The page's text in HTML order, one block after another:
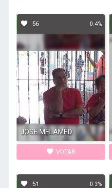
56 0.4%
JOSE MELAMED
VOTAR
51 0.3%